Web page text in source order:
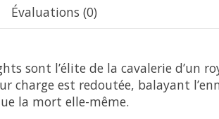
Évaluations (0)
sont l’élite de la cavalerie
charge est redoutée, balayant
la mort elle-même.